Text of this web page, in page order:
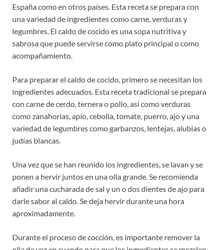
España como en otros países. Esta receta se prepara con
una variedad de ingredientes como carne, verduras y
legumbres. El caldo de cocido es una sopa nutritiva y
sabrosa que puede servirse como plato principal o como
acompañamiento.
Para preparar el caldo de cocido, primero se necesitan los
ingredientes adecuados. Esta receta tradicional se prepara
con carne de cerdo, ternera o pollo, así como verduras
como zanahorias, apio, cebolla, tomate, puerro, ajo y una
variedad de legumbres como garbanzos, lentejas, alubias o
judías blancas.
Una vez que se han reunido los ingredientes, se lavan y se
ponen a hervir juntos en una olla grande. Se recomienda
añadir una cucharada de sal y un o dos dientes de ajo para
darle sabor al caldo. Se deja hervir durante una hora
aproximadamente.
Durante el proceso de cocción, es importante remover la